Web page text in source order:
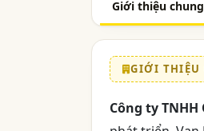
Giới thiệu chung
GIỚI THIỆU
Công ty TNHH